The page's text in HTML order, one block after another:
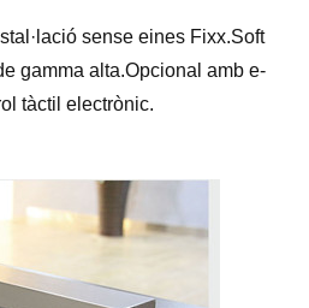
sense eines Fixx.Soft
gamma alta.Opcional amb e-
tàctil electrònic.